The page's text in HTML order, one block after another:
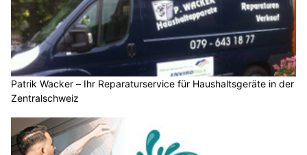
Patrik Wacker – Ihr Reparaturservice für Haushaltsgeräte in der
Zentralschweiz